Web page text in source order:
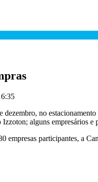
no
alguns empresários e
empresas participantes, a